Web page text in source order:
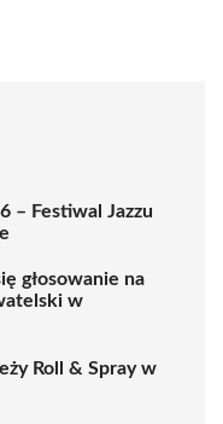
– Festiwal Jazzu
głosowanie na
w
Roll & Spray w